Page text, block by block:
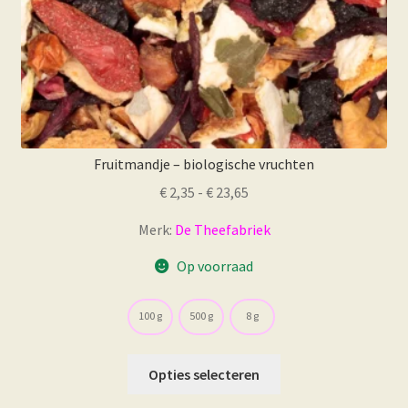
Fruitmandje – biologische vruchten
€ 2,35 - € 23,65
tot
€ 23,65
Merk: De Theefabriek
Op voorraad
100 g 500 g 8 g
Opties selecteren